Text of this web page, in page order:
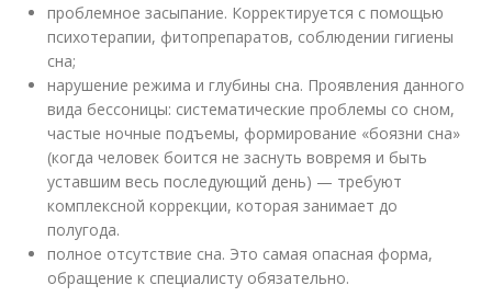
проблемное засыпание. Корректируется с помощью
психотерапии, фитопрепаратов, соблюдении гигиены
сна;
нарушение режима и глубины сна. Проявления данного
вида бессоницы: систематические проблемы со сном,
частые ночные подъемы, формирование «боязни сна»
(когда человек боится не заснуть вовремя и быть
уставшим весь последующий день) — требуют
комплексной коррекции, которая занимает до
полугода.
полное отсутствие сна. Это самая опасная форма,
обращение к специалисту обязательно.